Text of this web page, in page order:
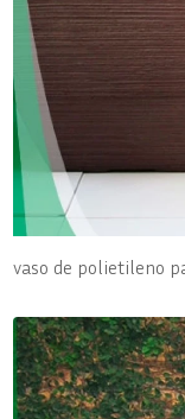
vaso de polietileno